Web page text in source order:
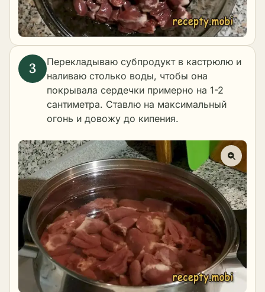
Перекладываю субпродукт в кастрюлю и
наливаю столько воды, чтобы она
покрывала сердечки примерно на 1-2
сантиметра. Ставлю на максимальный
огонь и довожу до кипения.